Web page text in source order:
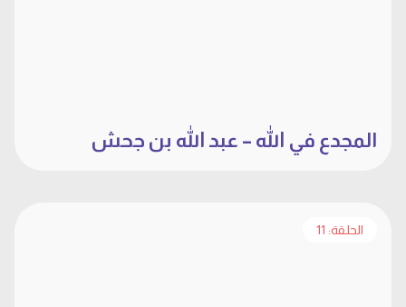
المجدع في الله – عبد الله بن جحش
الحلقة: 11